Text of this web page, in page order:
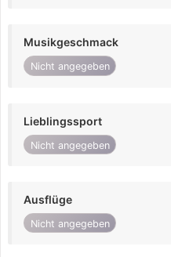
Musikgeschmack
Nicht angegeben
Lieblingssport
Nicht angegeben
Ausflüge
Nicht angegeben